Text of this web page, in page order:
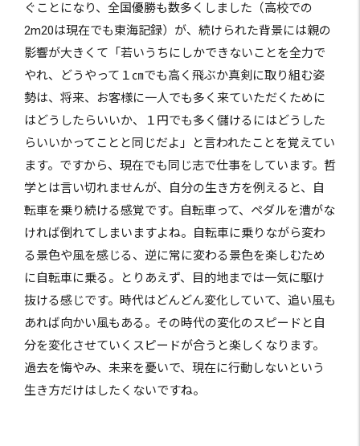
ぐことになり、全国優勝も数多くしました（高校での
2m20は現在でも東海記録）が、続けられた背景には親の
影響が大きくて「若いうちにしかできないことを全力で
やれ、どうやって１㎝でも高く飛ぶか真剣に取り組む姿
勢は、将来、お客様に一人でも多く来ていただくために
はどうしたらいいか、１円でも多く儲けるにはどうした
らいいかってことと同じだよ」と言われたことを覚えてい
ます。ですから、現在でも同じ志で仕事をしています。哲
学とは言い切れませんが、自分の生き方を例えると、自
転車を乗り続ける感覚です。自転車って、ペダルを漕がな
ければ倒れてしまいますよね。自転車に乗りながら変わ
る景色や風を感じる、逆に常に変わる景色を楽しむため
に自転車に乗る。とりあえず、目的地までは一気に駆け
抜ける感じです。時代はどんどん変化していて、追い風も
あれば向かい風もある。その時代の変化のスピードと自
分を変化させていくスピードが合うと楽しくなります。
過去を悔やみ、未来を憂いで、現在に行動しないという
生き方だけはしたくないですね。